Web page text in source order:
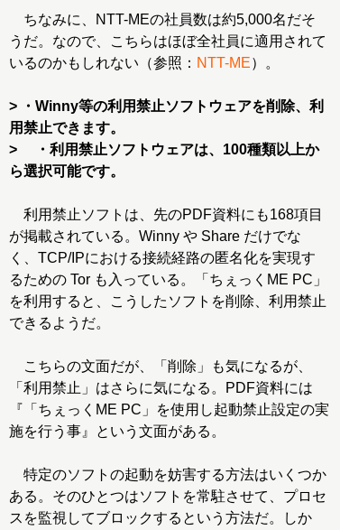
ちなみに、NTT-MEの社員数は約5,000名だそ
うだ。なので、こちらはほぼ全社員に適用されて
いるのかもしれない（参照： NTT-ME）。
> ・Winny等の利用禁止ソフトウェアを削除、利
用禁止できます。
> ・利用禁止ソフトウェアは、100種類以上か
ら選択可能です。
利用禁止ソフトは、先のPDF資料にも168項目
が掲載されている。Winny や Share だけでな
く、TCP/IPにおける接続経路の匿名化を実現す
るための Tor も入っている。「ちぇっくME PC」
を利用すると、こうしたソフトを削除、利用禁止
できるようだ。
こちらの文面だが、「削除」も気になるが、
「利用禁止」はさらに気になる。PDF資料には
『「ちぇっくME PC」を使用し起動禁止設定の実
施を行う事』という文面がある。
特定のソフトの起動を妨害する方法はいくつか
ある。そのひとつはソフトを常駐させて、プロセ
スを監視してブロックするという方法だ。しか